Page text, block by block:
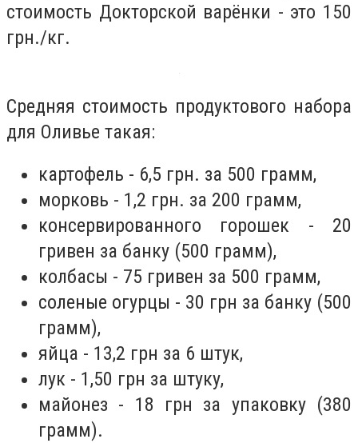
стоимость Докторской варёнки - это 150
грн./кг.
Средняя стоимость продуктового набора
для Оливье такая:
картофель - 6,5 грн. за 500 грамм,
морковь - 1,2 грн. за 200 грамм,
консервированного горошек - 20
гривен за банку (500 грамм),
колбасы - 75 гривен за 500 грамм,
соленые огурцы - 30 грн за банку (500
грамм),
яйца - 13,2 грн за 6 штук,
лук - 1,50 грн за штуку,
майонез - 18 грн за упаковку (380
грамм).